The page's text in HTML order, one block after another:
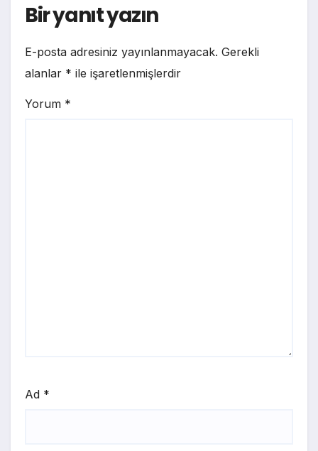
Bir yanıt yazın
E-posta adresiniz yayınlanmayacak. Gerekli
alanlar * ile işaretlenmişlerdir
Yorum *
Ad *